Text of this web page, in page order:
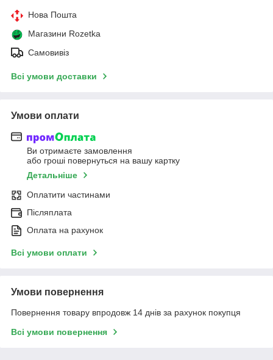
Нова Пошта
Магазини Rozetka
Самовивіз
Всі умови доставки
Умови оплати
Ви отримаєте замовлення
або гроші повернуться на вашу картку
Детальніше
Оплатити частинами
Післяплата
Оплата на рахунок
Всі умови оплати
Умови повернення
Повернення товару впродовж 14 днів за рахунок покупця
Всі умови повернення